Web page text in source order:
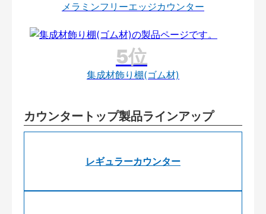
メラミンフリーエッジカウンター
集成材飾り棚(ゴム材)
カウンタートップ製品ラインアップ
レギュラーカウンター